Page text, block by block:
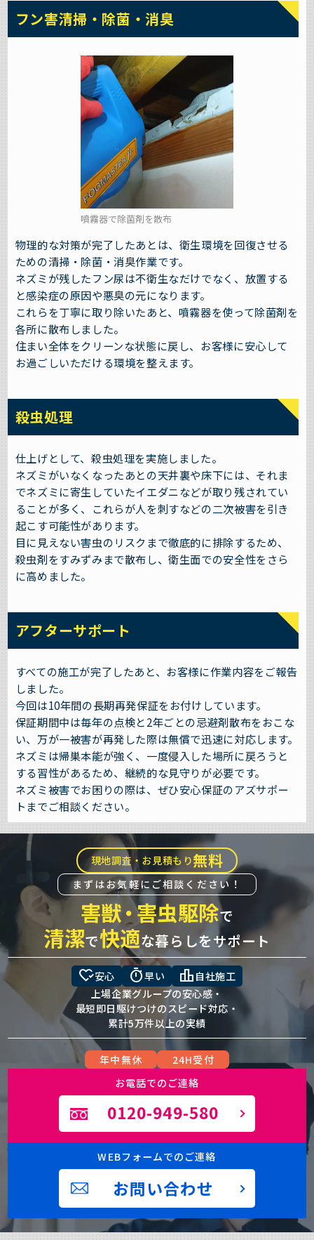
フン害清掃・除菌・消臭
噴霧器で除菌剤を散布
物理的な対策が完了したあとは、衛生環境を回復させる
ための清掃・除菌・消臭作業です。
ネズミが残したフン尿は不衛生なだけでなく、放置する
と感染症の原因や悪臭の元になります。
これらを丁寧に取り除いたあと、噴霧器を使って除菌剤を
各所に散布しました。
住まい全体をクリーンな状態に戻し、お客様に安心して
お過ごしいただける環境を整えます。
殺虫処理
仕上げとして、殺虫処理を実施しました。
ネズミがいなくなったあとの天井裏や床下には、それま
でネズミに寄生していたイエダニなどが取り残されてい
ることが多く、これらが人を刺すなどの二次被害を引き
起こす可能性があります。
目に見えない害虫のリスクまで徹底的に排除するため、
殺虫剤をすみずみまで散布し、衛生面での安全性をさら
に高めました。
アフターサポート
すべての施工が完了したあと、お客様に作業内容をご報告
しました。
今回は10年間の長期再発保証をお付けしています。
保証期間中は毎年の点検と2年ごとの忌避剤散布をおこな
い、万が一被害が再発した際は無償で迅速に対応します。
ネズミは帰巣本能が強く、一度侵入した場所に戻ろうと
する習性があるため、継続的な見守りが必要です。
ネズミ被害でお困りの際は、ぜひ安心保証のアズサポー
トまでご相談ください。
現地調査・お見積もり無料
まずはお気軽にご相談ください！
害獣・害虫駆除で
清潔で快適な暮らしをサポート
heart_check安心 timer早い leaderboard 自社施工
上場企業グループの安心感・
最短即日駆けつけのスピード対応・
累計5万件以上の実績
年中無休
24H受付
お電話でのご連絡
0120-949-580
WEBフォームでのご連絡
お問い合わせ